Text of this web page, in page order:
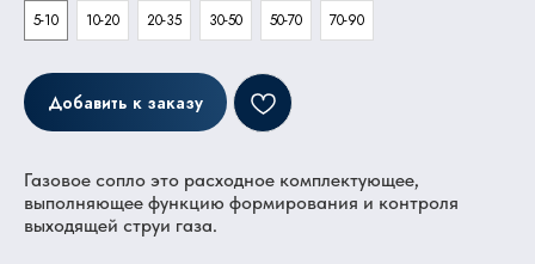
5-10
10-20 20-35 30-50 50-70 70-90
Добавить к заказу
Газовое сопло это расходное комплектующее,
выполняющее функцию формирования и контроля
выходящей струи газа.